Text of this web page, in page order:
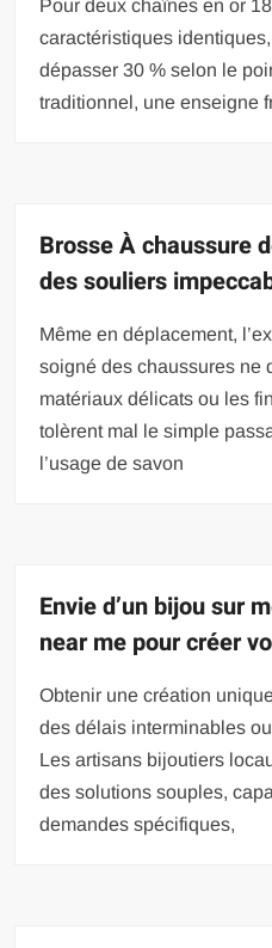
Pour deux chaînes en or
caractéristiques
dépasser 30 % selon le
traditionnel, une enseigne
Brosse À chaussure
des souliers
Même en déplacement,
soigné des chaussures ne
matériaux délicats ou les
tolèrent mal le simple
l’usage de savon
Envie d’un bijou sur
near me pour créer
Obtenir une création
des délais interminables
Les artisans bijoutiers
des solutions souples,
demandes spécifiques,